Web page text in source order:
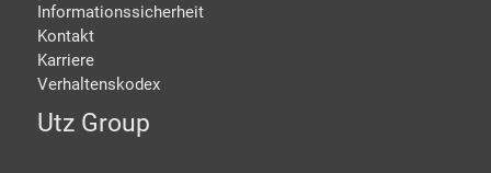
Informationssicherheit
Kontakt
Karriere
Verhaltenskodex
Utz Group